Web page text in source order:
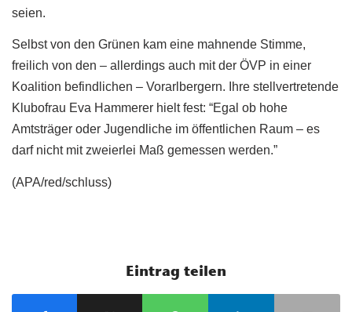
seien.
Selbst von den Grünen kam eine mahnende Stimme,
freilich von den – allerdings auch mit der ÖVP in einer
Koalition befindlichen – Vorarlbergern. Ihre stellvertretende
Klubofrau Eva Hammerer hielt fest: “Egal ob hohe
Amtsträger oder Jugendliche im öffentlichen Raum – es
darf nicht mit zweierlei Maß gemessen werden.”
(APA/red/schluss)
Eintrag teilen